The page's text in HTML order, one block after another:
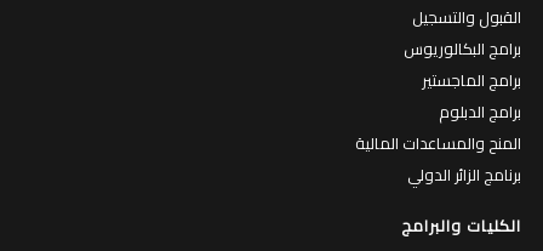
القبول والتسجيل
برامج البكالوريوس
برامج الماجستير
برامج الدبلوم
المنح والمساعدات المالية
برنامج الزائر الدولي
الكليات والبرامج